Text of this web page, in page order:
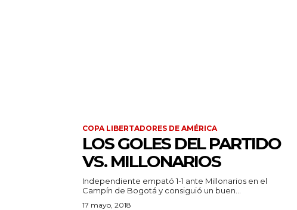
COPA LIBERTADORES DE AMÉRICA
LOS GOLES DEL PARTIDO
VS. MILLONARIOS
Independiente empató 1-1 ante Millonarios en el
Campín de Bogotá y consiguió un buen...
17 mayo, 2018